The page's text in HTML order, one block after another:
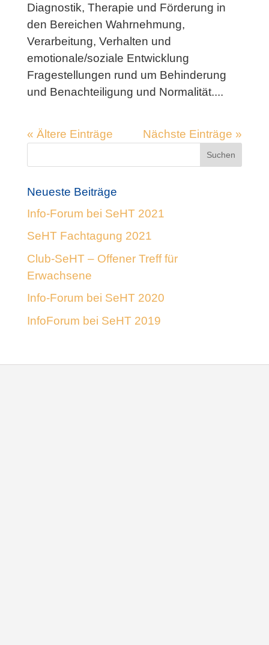
Diagnostik, Therapie und Förderung in
den Bereichen Wahrnehmung,
Verarbeitung, Verhalten und
emotionale/soziale Entwicklung
Fragestellungen rund um Behinderung
und Benachteiligung und Normalität....
« Ältere Einträge Nächste Einträge »
Neueste Beiträge
Info-Forum bei SeHT 2021
SeHT Fachtagung 2021
Club-SeHT – Offener Treff für
Erwachsene
Info-Forum bei SeHT 2020
InfoForum bei SeHT 2019